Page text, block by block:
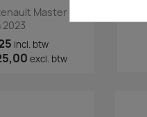
bekijkenMaster 2010
2023
incl. btw
excl. btw